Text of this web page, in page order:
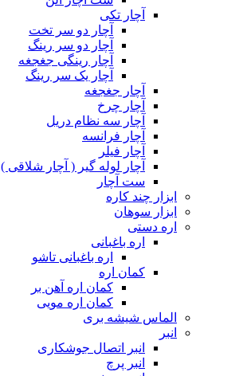
آچار تکی
آچار دو سر تخت
آچار دو سر رینگ
آچار رینگی جغجغه
آچار یک سر رینگ
آچار جغجغه
آچار چرخ
آچار سه نظام دریل
آچار فرانسه
آچار فیلر
آچار لوله گیر ( آچار شلاقی )
ست آچار
ابزار چند کاره
ابزار سوهان
اره دستی
اره باغبانی
اره باغبانی تاشو
کمان اره
کمان اره آهن بر
کمان اره مویی
الماس شیشه بری
انبر
انبر اتصال جوشکاری
انبر پرچ